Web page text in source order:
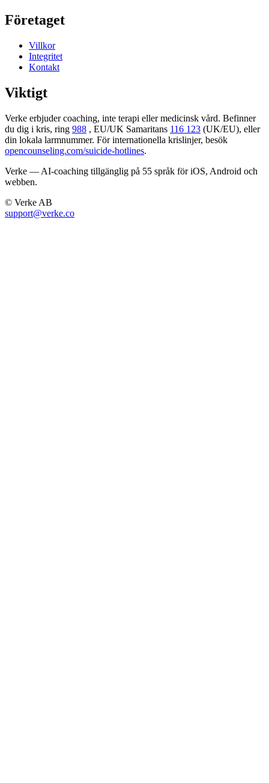
Företaget
Villkor
Integritet
Kontakt
Viktigt
Verke erbjuder coaching, inte terapi eller medicinsk vård. Befinner
du dig i kris, ring 988 , EU/UK Samaritans 116 123 (UK/EU), eller
din lokala larmnummer. För internationella krislinjer, besök
opencounseling.com/suicide-hotlines.
Verke — AI-coaching tillgänglig på 55 språk för iOS, Android och
webben.
© Verke AB
support@verke.co